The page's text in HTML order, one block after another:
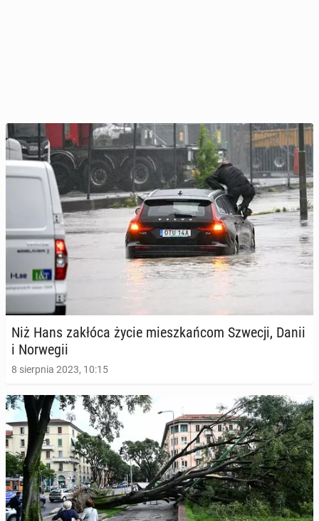
Niż Hans zakłóca życie miesz­kań­com Szwecji, Danii
i Nor­we­gii
8 sierpnia 2023, 10:15